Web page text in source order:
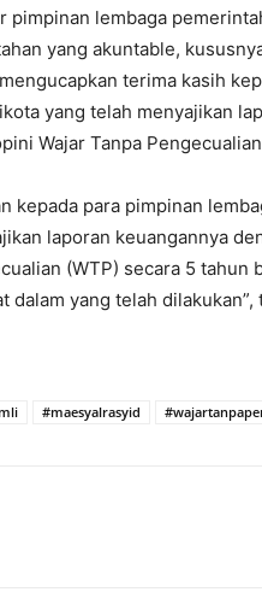
pimpinan lembaga
yang akuntable,
terima kasih
yang telah menyajikan
Wajar Tanpa
kepada para pimpinan
laporan keuangannya
(WTP) secara 5
dalam yang telah
#maesyalrasyid